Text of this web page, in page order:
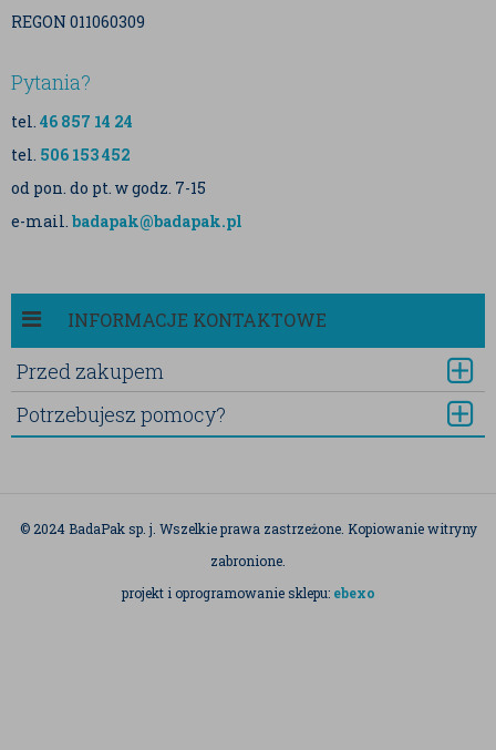
REGON 011060309
Pytania?
tel. 46 857 14 24
tel. 506 153 452
od pon. do pt. w godz. 7-15
e-mail. badapak@badapak.pl
INFORMACJE KONTAKTOWE
Przed zakupem
Potrzebujesz pomocy?
© 2024 BadaPak sp. j. Wszelkie prawa zastrzeżone. Kopiowanie witryny
zabronione.
projekt i oprogramowanie sklepu: ebexo